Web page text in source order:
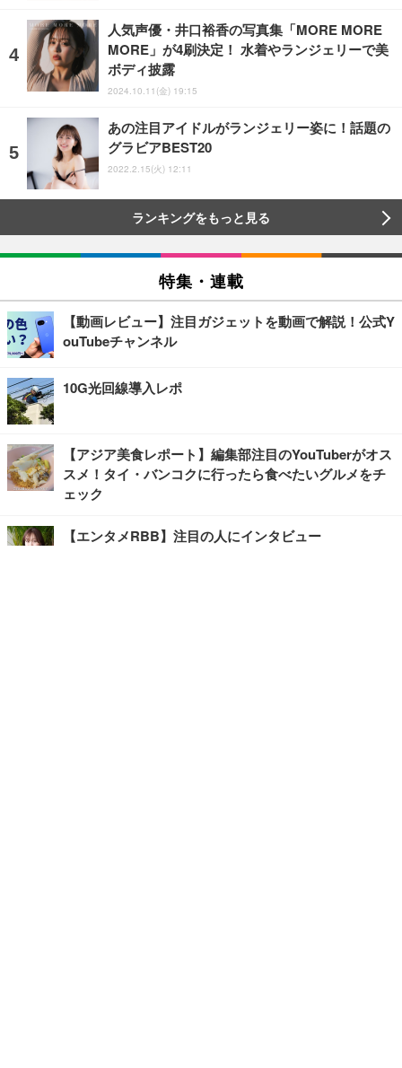
人気声優・井口裕香の写真集「MORE MORE
MORE」が4刷決定！ 水着やランジェリーで美
ボディ披露
2024.10.11(金) 19:15
あの注目アイドルがランジェリー姿に！話題の
グラビアBEST20
2022.2.15(火) 12:11
ランキングをもっと見る
特集・連載
【動画レビュー】注目ガジェットを動画で解説！公式Y
ouTubeチャンネル
10G光回線導入レポ
【アジア美食レポート】編集部注目のYouTuberがオス
スメ！タイ・バンコクに行ったら食べたいグルメをチ
ェック
【エンタメRBB】注目の人にインタビュー